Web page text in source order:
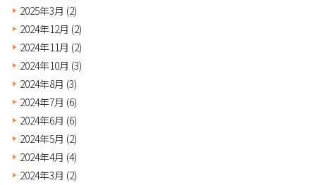
2025年3月 (2)
2024年12月 (2)
2024年11月 (2)
2024年10月 (3)
2024年8月 (3)
2024年7月 (6)
2024年6月 (6)
2024年5月 (2)
2024年4月 (4)
2024年3月 (2)